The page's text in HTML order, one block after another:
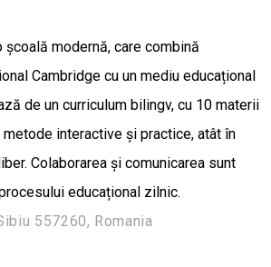
școală modernă, care combină
Cambridge cu un mediu educațional
de un curriculum bilingv, cu 10 materii
interactive și practice, atât în
Colaborarea și comunicarea sunt
educațional zilnic.
557260, Romania